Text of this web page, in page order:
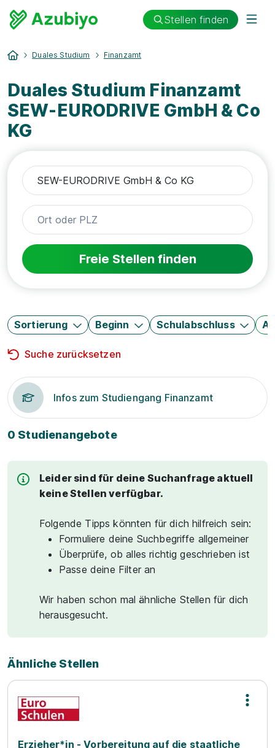
Stellen finden
Duales Studium Finanzamt
Duales Studium Finanzamt
SEW-EURODRIVE GmbH & Co
KG
Freie Stellen finden
Sortierung Beginn Schulabschluss
Suche zurücksetzen
Infos zum Studiengang Finanzamt
0 Studienangebote
Leider sind für deine Suchanfrage aktuell
keine Stellen verfügbar.
Folgende Tipps könnten für dich hilfreich sein:
Formuliere deine Suchbegriffe allgemeiner
Überprüfe, ob alles richtig geschrieben ist
Passe deine Filter an
Wir haben schon mal ähnliche Stellen für dich
herausgesucht.
Ähnliche Stellen
Erzieher*in - Vorbereitung auf die staatliche